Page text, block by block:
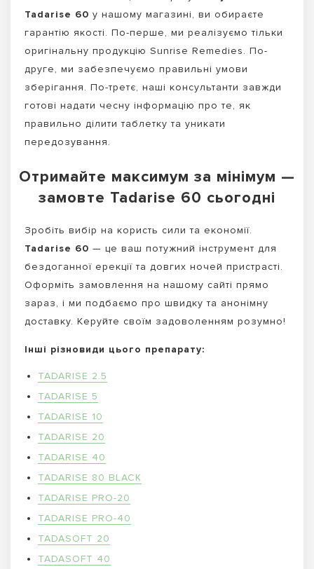
Tadarise 60 у нашому магазині, ви обираєте
гарантію якості. По-перше, ми реалізуємо тільки
оригінальну продукцію Sunrise Remedies. По-
друге, ми забезпечуємо правильні умови
зберігання. По-третє, наші консультанти завжди
готові надати чесну інформацію про те, як
правильно ділити таблетку та уникати
передозування.
Отримайте максимум за мінімум —
замовте Tadarise 60 сьогодні
Зробіть вибір на користь сили та економії.
Tadarise 60 — це ваш потужний інструмент для
бездоганної ерекції та довгих ночей пристрасті.
Оформіть замовлення на нашому сайті прямо
зараз, і ми подбаємо про швидку та анонімну
доставку. Керуйте своїм задоволенням розумно!
Інші різновиди цього препарату:
TADARISE 2.5
TADARISE 5
TADARISE 10
TADARISE 20
TADARISE 40
TADARISE 80 BLACK
TADARISE PRO-20
TADARISE PRO-40
TADASOFT 20
TADASOFT 40